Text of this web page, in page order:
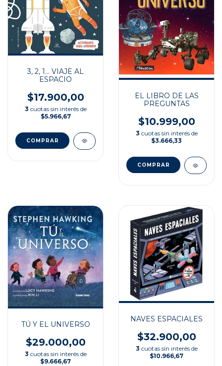
3, 2, 1... VIAJE AL
ESPACIO
$17.900,00
3 cuotas sin interés de
$5.966,67
EL LIBRO DE LAS
PREGUNTAS
$10.999,00
3 cuotas sin interés de
$3.666,33
TÚ Y EL UNIVERSO
$29.000,00
3 cuotas sin interés de
$9.666,67
NAVES ESPACIALES
$32.900,00
3 cuotas sin interés de
$10.966,67